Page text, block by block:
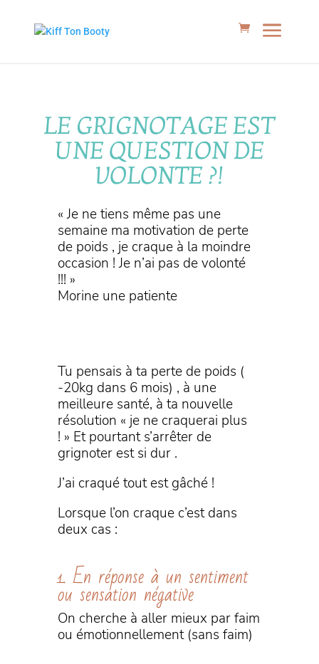
LE GRIGNOTAGE EST
UNE QUESTION DE
VOLONTE ?!
« Je ne tiens même pas une
semaine ma motivation de perte
de poids , je craque à la moindre
occasion ! Je n’ai pas de volonté
!!! »
Morine une patiente
Tu pensais à ta perte de poids (
-20kg dans 6 mois) , à une
meilleure santé, à ta nouvelle
résolution « je ne craquerai plus
! » Et pourtant s’arrêter de
grignoter est si dur .
J’ai craqué tout est gâché !
Lorsque l’on craque c’est dans
deux cas :
1. En réponse à un sentiment
ou sensation négative
On cherche à aller mieux par faim
ou émotionnellement (sans faim)